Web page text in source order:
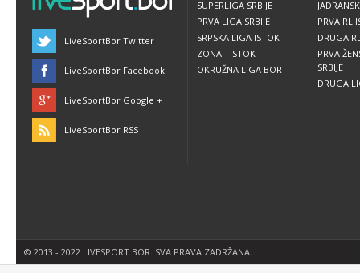
LiveSportBor Twitter
LiveSportBor Facebook
LiveSportBor Google +
LiveSportBor RSS
SUPERLIGA SRBIJE
PRVA LIGA SRBIJE
SRPSKA LIGA ISTOK
ZONA - ISTOK
OKRUŽNA LIGA BOR
PRVA RL
DRUGA
PRVA
SRBIJE
DRUGA
© 2013 - 2022 LIVESPORT.BOR. SVA PRAVA ZADRŽANA.